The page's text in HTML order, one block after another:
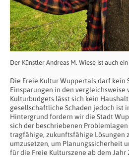
Der Künstler Andreas M. Wiese ist auch
Die Freie Kultur Wuppertals darf kein
Einsparungen in den vergleichsweise
Kulturbudgets lässt sich kein
gesellschaftliche Schaden jedoch ist
Hintergrund fordern wir die Stadt
sich der beschriebenen
tragfähige, zukunftsfähige Lösungen
umzusetzen, um Planungssicherheit
für die Freie Kulturszene ab dem Jahr